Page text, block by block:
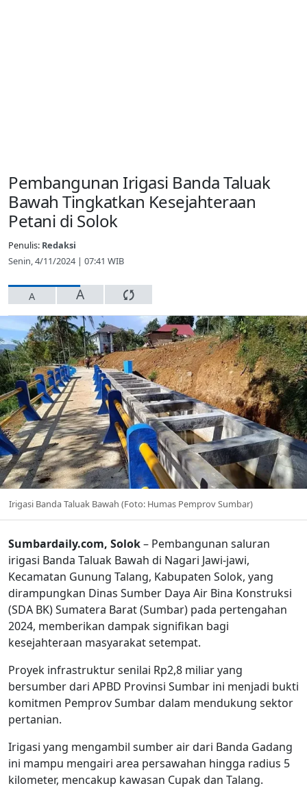
Pembangunan Irigasi Banda Taluak
Bawah Tingkatkan Kesejahteraan
Petani di Solok
Penulis: Redaksi
Senin, 4/11/2024 | 07:41 WIB
A A
Irigasi Banda Taluak Bawah (Foto: Humas Pemprov Sumbar)
Sumbardaily.com, Solok– Pembangunan saluran
irigasi Banda Taluak Bawah di Nagari Jawi-jawi,
Kecamatan Gunung Talang, Kabupaten Solok, yang
dirampungkan Dinas Sumber Daya Air Bina Konstruksi
(SDA BK) Sumatera Barat (Sumbar) pada pertengahan
2024, memberikan dampak signifikan bagi
kesejahteraan masyarakat setempat.
Proyek infrastruktur senilai Rp2,8 miliar yang
bersumber dari APBD Provinsi Sumbar ini menjadi bukti
komitmen Pemprov Sumbar dalam mendukung sektor
pertanian.
Irigasi yang mengambil sumber air dari Banda Gadang
ini mampu mengairi area persawahan hingga radius 5
kilometer, mencakup kawasan Cupak dan Talang.